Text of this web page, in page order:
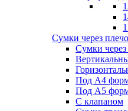
Сумки через плечо
Сумки через
Под А4
Под А5
С клапаном